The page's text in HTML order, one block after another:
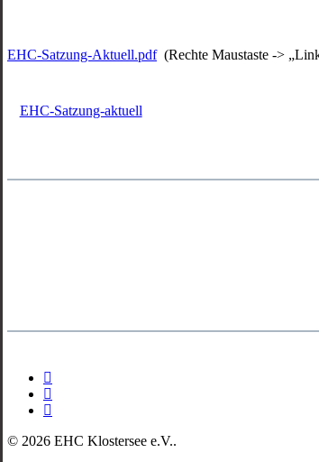
EHC-Satzung-Aktuell.pdf(Rechte Maustaste ->
EHC-Satzung-aktuell
facebook
youtube
instagram
© 2026 EHC Klostersee e.V..